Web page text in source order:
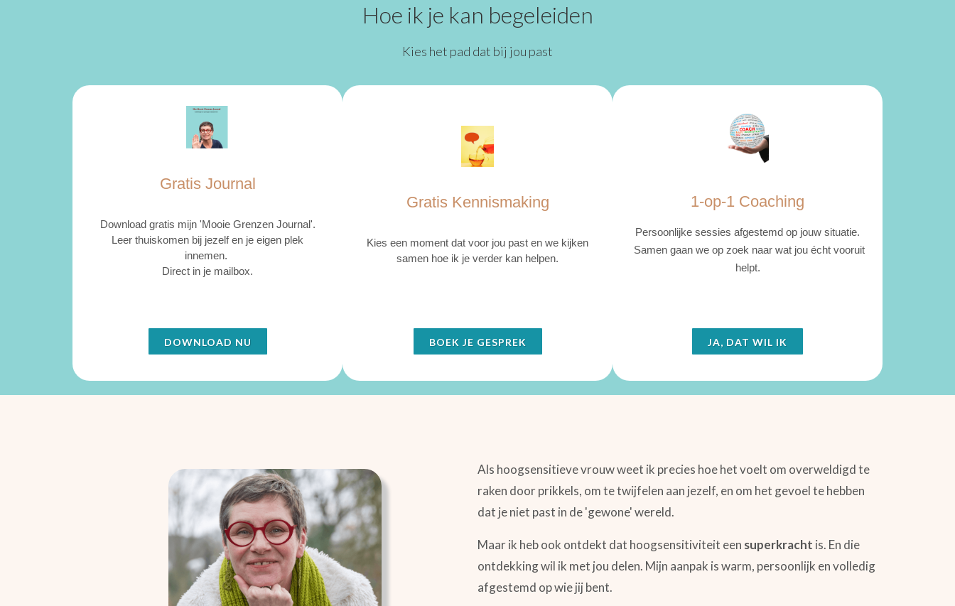
Hoe ik je kan begeleiden
Kies het pad dat bij jou past
Gratis Journal
Download gratis mijn 'Mooie Grenzen Journal'.
Leer thuiskomen bij jezelf en je eigen plek
innemen.
Direct in je mailbox.
DOWNLOAD NU
Gratis Kennismaking
Kies een moment dat voor jou past en we kijken
samen hoe ik je verder kan helpen.
BOEK JE GESPREK
1-op-1 Coaching
Persoonlijke sessies afgestemd op jouw situatie.
Samen gaan we op zoek naar wat jou écht vooruit
helpt.
JA, DAT WIL IK
Als hoogsensitieve vrouw weet ik precies hoe het voelt om overweldigd te
raken door prikkels, om te twijfelen aan jezelf, en om het gevoel te hebben
dat je niet past in de 'gewone' wereld.
Maar ik heb ook ontdekt dat hoogsensitiviteit een superkracht is. En die
ontdekking wil ik met jou delen. Mijn aanpak is warm, persoonlijk en volledig
afgestemd op wie jij bent.